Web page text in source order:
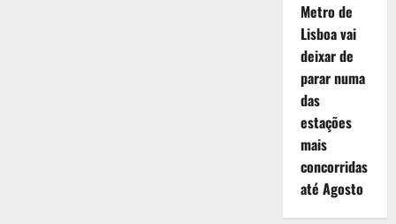
Metro de
Lisboa vai
deixar de
parar numa
das
estações
mais
concorridas
até Agosto